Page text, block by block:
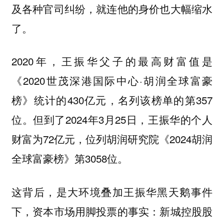
及各种官司纠纷，就连他的身价也大幅缩水
了。
2020年，王振华父子的最高财富值是
《2020世茂深港国际中心·胡润全球富豪
榜》统计的430亿元，名列该榜单的第357
位。但到了2024年3月25日，王振华的个人
财富为72亿元，位列胡润研究院《2024胡润
全球富豪榜》第3058位。
这背后，是大环境叠加王振华黑天鹅事件
下，资本市场用脚投票的事实：新城控股股